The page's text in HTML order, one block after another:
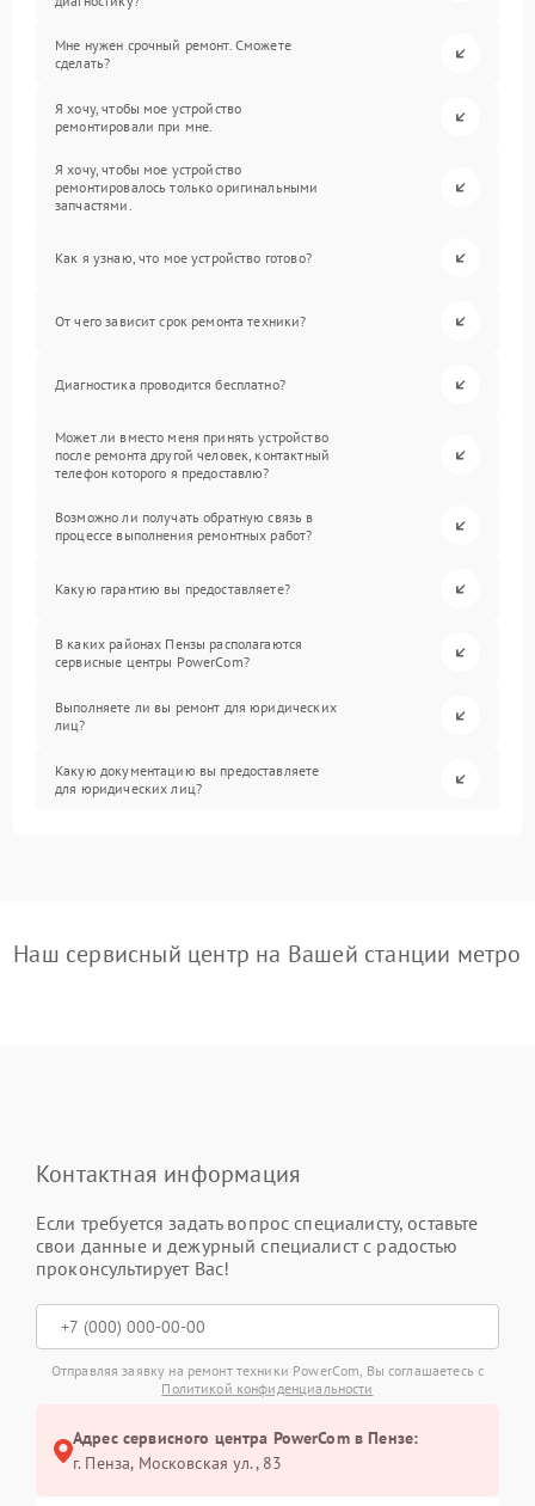
Мне нужен срочный ремонт. Сможете
сделать?
Я хочу, чтобы мое устройство
ремонтировали при мне.
Я хочу, чтобы мое устройство
ремонтировалось только оригинальными
запчастями.
Как я узнаю, что мое устройство готово?
От чего зависит срок ремонта техники?
Диагностика проводится бесплатно?
Может ли вместо меня принять устройство
после ремонта другой человек, контактный
телефон которого я предоставлю?
Возможно ли получать обратную связь в
процессе выполнения ремонтных работ?
Какую гарантию вы предоставляете?
В каких районах Пензы располагаются
сервисные центры PowerCom?
Выполняете ли вы ремонт для юридических
лиц?
Какую документацию вы предоставляете
для юридических лиц?
Наш сервисный центр на Вашей станции метро
Контактная информация
Если требуется задать вопрос специалисту, оставьте
свои данные и дежурный специалист с радостью
проконсультирует Вас!
Отправляя заявку на ремонт техники PowerCom, Вы соглашаетесь с
Политикой конфиденциальности
Адрес сервисного центра PowerCom в Пензе:
г. Пенза, Московская ул., 83